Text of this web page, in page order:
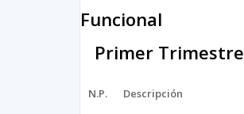
Funcional
Primer Trimestre
N.P. Descripción